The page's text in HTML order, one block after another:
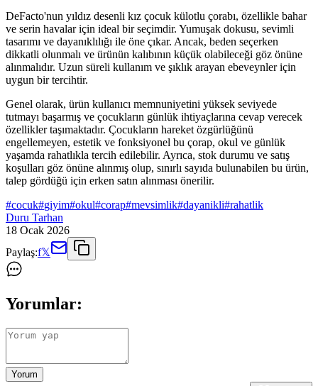
DeFacto'nun yıldız desenli kız çocuk külotlu çorabı, özellikle bahar
ve serin havalar için ideal bir seçimdir. Yumuşak dokusu, sevimli
tasarımı ve dayanıklılığı ile öne çıkar. Ancak, beden seçerken
dikkatli olunmalı ve ürünün kalıbının küçük olabileceği göz önüne
alınmalıdır. Uzun süreli kullanım ve şıklık arayan ebeveynler için
uygun bir tercihtir.
Genel olarak, ürün kullanıcı memnuniyetini yüksek seviyede
tutmayı başarmış ve çocukların günlük ihtiyaçlarına cevap verecek
özellikler taşımaktadır. Çocukların hareket özgürlüğünü
engellemeyen, estetik ve fonksiyonel bu çorap, okul ve günlük
yaşamda rahatlıkla tercih edilebilir. Ayrıca, stok durumu ve satış
koşulları göz önüne alınmış olup, sınırlı sayıda bulunabilen bu ürün,
talep gördüğü için erken satın alınması önerilir.
#cocuk#giyim#okul#corap#mevsimlik#dayanikli#rahatlik
Duru Tarhan
18 Ocak 2026
Paylaş:f𝕏
Yorumlar:
Yorum